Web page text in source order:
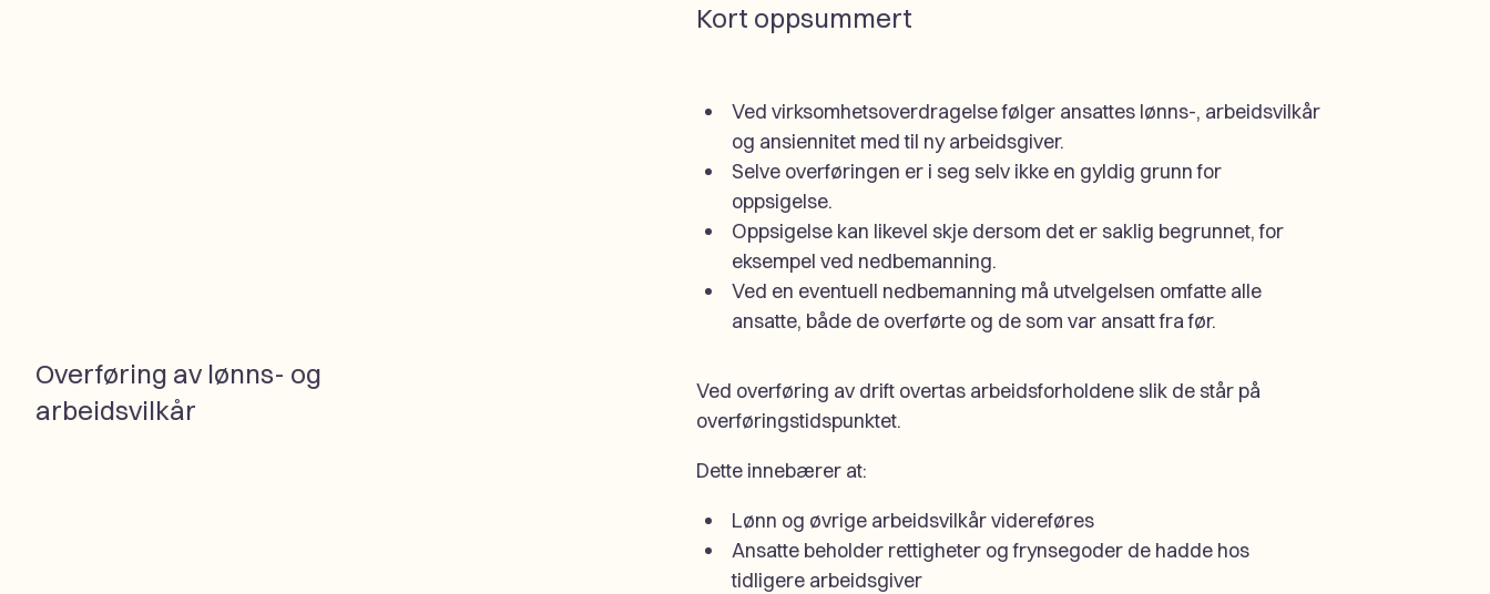
Kort oppsummert
Ved virksomhetsoverdragelse følger ansattes lønns-, arbeidsvilkår
og ansiennitet med til ny arbeidsgiver.
Selve overføringen er i seg selv ikke en gyldig grunn for
oppsigelse.
Oppsigelse kan likevel skje dersom det er saklig begrunnet, for
eksempel ved nedbemanning.
Ved en eventuell nedbemanning må utvelgelsen omfatte alle
ansatte, både de overførte og de som var ansatt fra før.
Overføring av lønns- og
arbeidsvilkår
Ved overføring av drift overtas arbeidsforholdene slik de står på
overføringstidspunktet.
Dette innebærer at:
Lønn og øvrige arbeidsvilkår videreføres
Ansatte beholder rettigheter og frynsegoder de hadde hos
tidligere arbeidsgiver